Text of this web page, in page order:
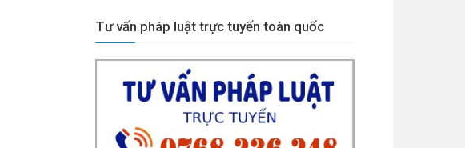
Tư vấn pháp luật trực tuyến toàn quốc